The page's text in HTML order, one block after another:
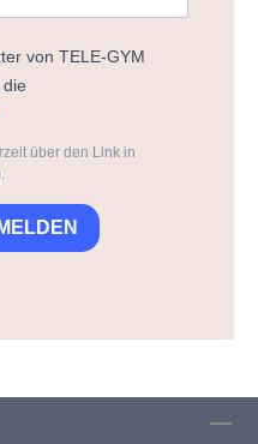
von TELE-GYM
über den Link in